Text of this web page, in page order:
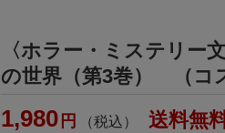
〈ホラー・ミステリー
の世界（第3巻） （コ
1,980 円 （税込） 送料無